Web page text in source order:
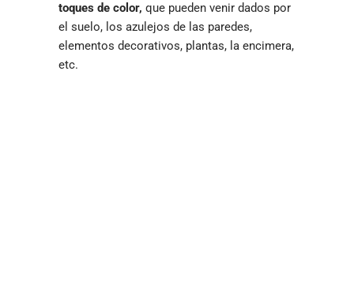
toques de color, que pueden venir dados por
el suelo, los azulejos de las paredes,
elementos decorativos, plantas, la encimera,
etc.